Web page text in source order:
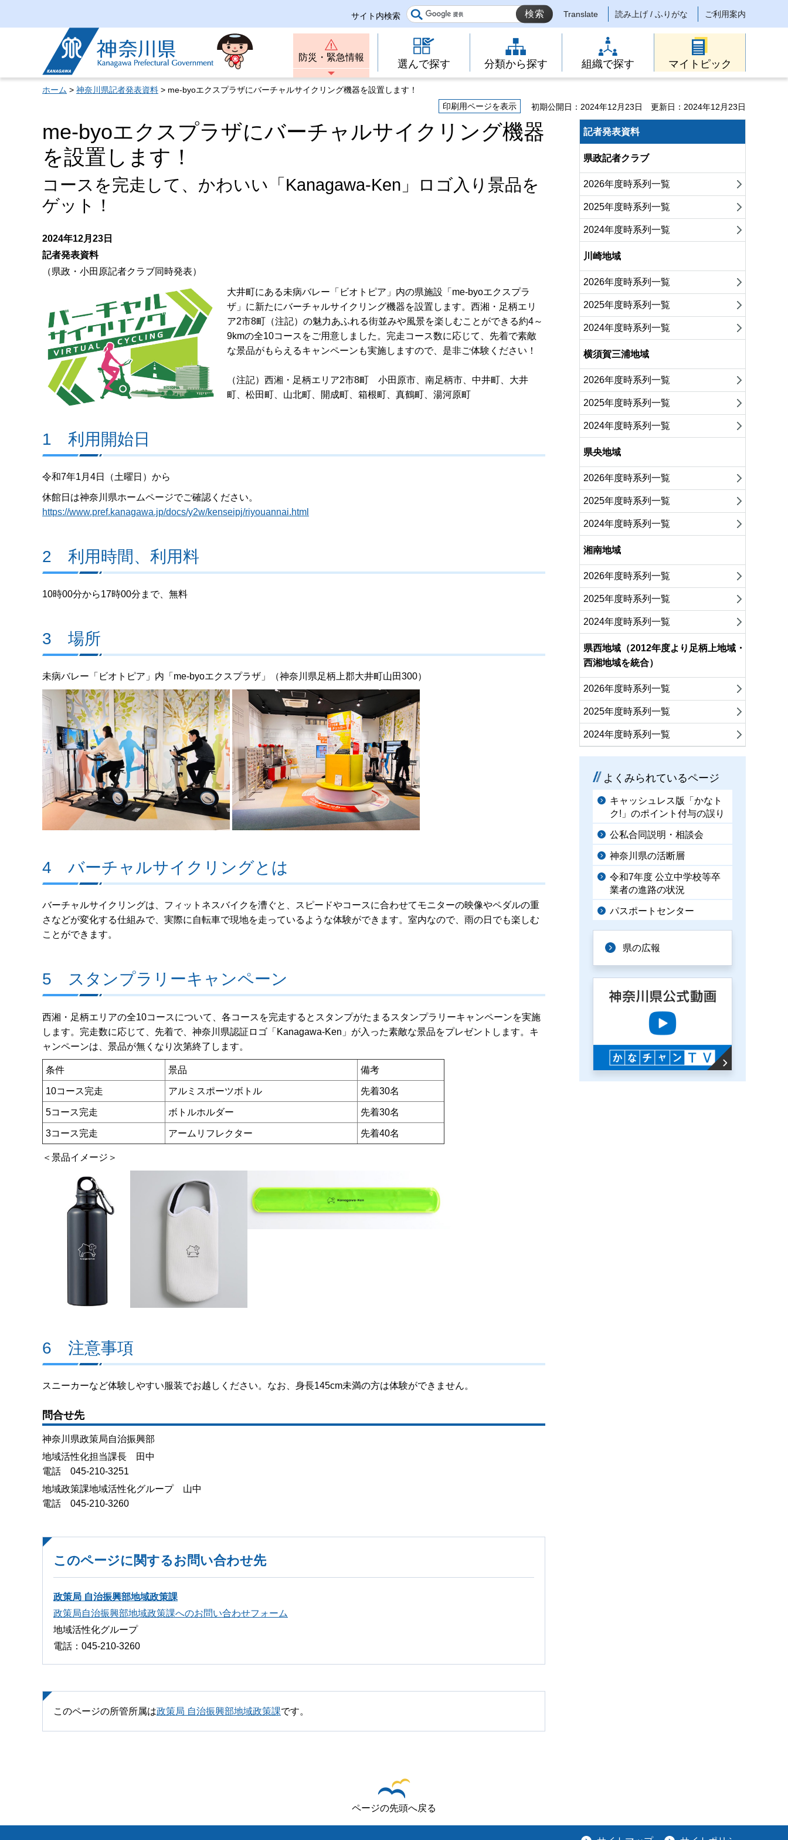
サイト内検索 Translate 読み上げ / ふりがな ご利用案内
神奈川県
防災・緊急情報
選んで探す 分類から探す 組織で探す マイトピック
ホーム > 神奈川県記者発表資料 > me-byoエクスプラザにバーチャルサイクリング機器を設置します！
印刷用ページを表示
初期公開日：2024年12月23日 更新日：2024年12月23日
me-byoエクスプラザにバーチャルサイクリング機器
を設置します！
コースを完走して、かわいい「Kanagawa-Ken」ロゴ入り景品を
ゲット！
2024年12月23日
記者発表資料
（県政・小田原記者クラブ同時発表）
大井町にある未病バレー「ビオトピア」内の県施設「me-byoエクスプラ
ザ」に新たにバーチャルサイクリング機器を設置します。西湘・足柄エリ
ア2市8町（注記）の魅力あふれる街並みや風景を楽しむことができる約4～
9kmの全10コースをご用意しました。完走コース数に応じて、先着で素敵
な景品がもらえるキャンペーンも実施しますので、是非ご体験ください！
（注記）西湘・足柄エリア2市8町 小田原市、南足柄市、中井町、大井
町、松田町、山北町、開成町、箱根町、真鶴町、湯河原町
1 利用開始日
令和7年1月4日（土曜日）から
休館日は神奈川県ホームページでご確認ください。
https://www.pref.kanagawa.jp/docs/y2w/kenseipj/riyouannai.html
2 利用時間、利用料
10時00分から17時00分まで、無料
3 場所
未病バレー「ビオトピア」内「me-byoエクスプラザ」（神奈川県足柄上郡大井町山田300）
4 バーチャルサイクリングとは
バーチャルサイクリングは、フィットネスバイクを漕ぐと、スピードやコースに合わせてモニターの映像やペダルの重
さなどが変化する仕組みで、実際に自転車で現地を走っているような体験ができます。室内なので、雨の日でも楽しむ
ことができます。
5 スタンプラリーキャンペーン
西湘・足柄エリアの全10コースについて、各コースを完走するとスタンプがたまるスタンプラリーキャンペーンを実施
します。完走数に応じて、先着で、神奈川県認証ロゴ「Kanagawa-Ken」が入った素敵な景品をプレゼントします。キ
ャンペーンは、景品が無くなり次第終了します。
条件 景品 備考
10コース完走 アルミスポーツボトル 先着30名
5コース完走 ボトルホルダー 先着30名
3コース完走 アームリフレクター 先着40名
＜景品イメージ＞
6 注意事項
スニーカーなど体験しやすい服装でお越しください。なお、身長145cm未満の方は体験ができません。
問合せ先
神奈川県政策局自治振興部
地域活性化担当課長 田中
電話 045-210-3251
地域政策課地域活性化グループ 山中
電話 045-210-3260
このページに関するお問い合わせ先
政策局 自治振興部地域政策課
政策局自治振興部地域政策課へのお問い合わせフォーム
地域活性化グループ
電話：045-210-3260
このページの所管所属は政策局 自治振興部地域政策課です。
記者発表資料
県政記者クラブ
2026年度時系列一覧
2025年度時系列一覧
2024年度時系列一覧
川崎地域
2026年度時系列一覧
2025年度時系列一覧
2024年度時系列一覧
横須賀三浦地域
2026年度時系列一覧
2025年度時系列一覧
2024年度時系列一覧
県央地域
2026年度時系列一覧
2025年度時系列一覧
2024年度時系列一覧
湘南地域
2026年度時系列一覧
2025年度時系列一覧
2024年度時系列一覧
県西地域（2012年度より足柄上地域・
西湘地域を統合）
2026年度時系列一覧
2025年度時系列一覧
2024年度時系列一覧
よくみられているページ
キャッシュレス版「かなト
ク!」のポイント付与の誤り
公私合同説明・相談会
神奈川県の活断層
令和7年度 公立中学校等卒
業者の進路の状況
パスポートセンター
県の広報
ページの先頭へ戻る